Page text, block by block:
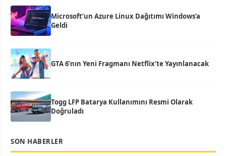
Microsoft’un Azure Linux Dağıtımı Windows’a
Geldi
GTA 6’nın Yeni Fragmanı Netflix’te Yayınlanacak
Togg LFP Batarya Kullanımını Resmi Olarak
Doğruladı
SON HABERLER